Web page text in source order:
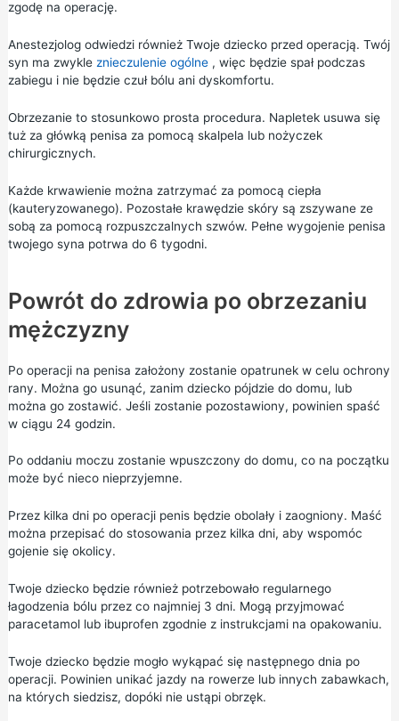
zgodę na operację.
Anestezjolog odwiedzi również Twoje dziecko przed operacją. Twój
syn ma zwykle znieczulenie ogólne, więc będzie spał podczas
zabiegu i nie będzie czuł bólu ani dyskomfortu.
Obrzezanie to stosunkowo prosta procedura. Napletek usuwa się
tuż za główką penisa za pomocą skalpela lub nożyczek
chirurgicznych.
Każde krwawienie można zatrzymać za pomocą ciepła
(kauteryzowanego). Pozostałe krawędzie skóry są zszywane ze
sobą za pomocą rozpuszczalnych szwów. Pełne wygojenie penisa
twojego syna potrwa do 6 tygodni.
Powrót do zdrowia po obrzezaniu
mężczyzny
Po operacji na penisa założony zostanie opatrunek w celu ochrony
rany. Można go usunąć, zanim dziecko pójdzie do domu, lub
można go zostawić. Jeśli zostanie pozostawiony, powinien spaść
w ciągu 24 godzin.
Po oddaniu moczu zostanie wpuszczony do domu, co na początku
może być nieco nieprzyjemne.
Przez kilka dni po operacji penis będzie obolały i zaogniony. Maść
można przepisać do stosowania przez kilka dni, aby wspomóc
gojenie się okolicy.
Twoje dziecko będzie również potrzebowało regularnego
łagodzenia bólu przez co najmniej 3 dni. Mogą przyjmować
paracetamollub ibuprofen zgodnie z instrukcjami na opakowaniu.
Twoje dziecko będzie mogło wykąpać się następnego dnia po
operacji. Powinien unikać jazdy na rowerze lub innych zabawkach,
na których siedzisz, dopóki nie ustąpi obrzęk.